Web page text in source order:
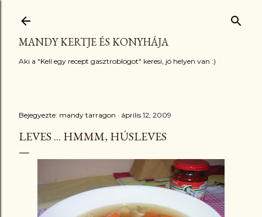
MANDY KERTJE ÉS KONYHÁJA
Aki a "Kell egy recept gasztroblogot" keresi, jó helyen van :)
Bejegyezte: mandy tarragon április 12, 2009
LEVES ... HMMM, HÚSLEVES